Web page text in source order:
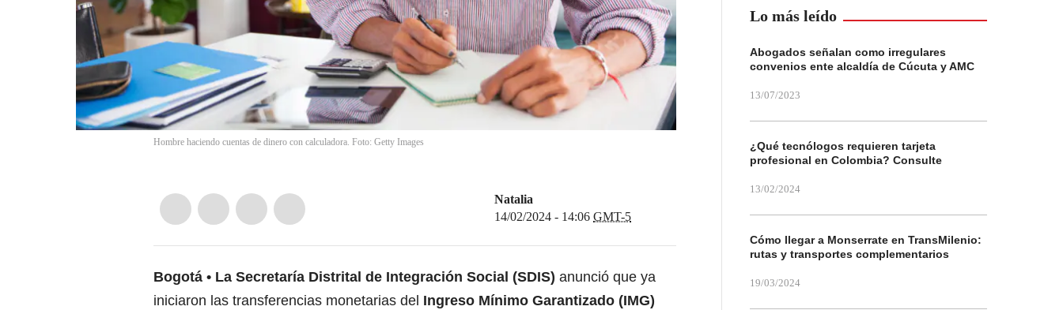
Hombre haciendo cuentas de dinero con calculadora. Foto: Getty Images
Natalia
14/02/2024 - 14:06 GMT-5
Bogotá La Secretaría Distrital de Integración Social (SDIS) anunció que ya
iniciaron las transferencias monetarias del Ingreso Mínimo Garantizado (IMG)
Lo más leído
Abogados señalan como irregulares
convenios ente alcaldía de Cúcuta y AMC
13/07/2023
¿Qué tecnólogos requieren tarjeta
profesional en Colombia? Consulte
13/02/2024
Cómo llegar a Monserrate en TransMilenio:
rutas y transportes complementarios
19/03/2024